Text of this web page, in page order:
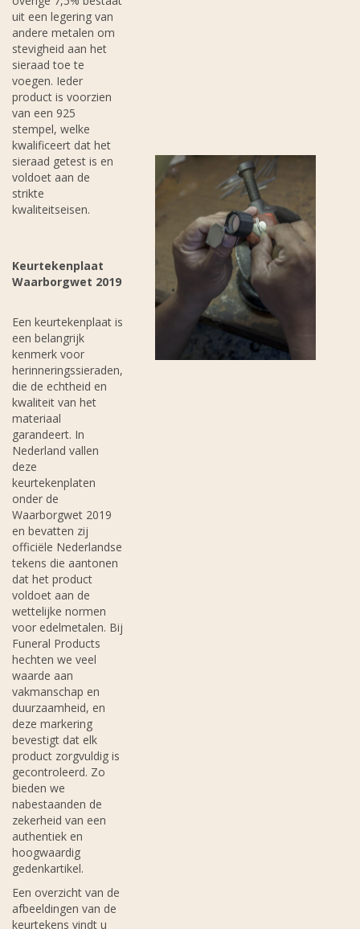
uit een legering van
andere metalen om
stevigheid aan het
sieraad toe te
voegen. Ieder
product is voorzien
van een 925
stempel, welke
kwalificeert dat het
sieraad getest is en
voldoet aan de
strikte
kwaliteitseisen.
Keurtekenplaat
Waarborgwet 2019
Een keurtekenplaat is
een belangrijk
kenmerk voor
herinneringssieraden,
die de echtheid en
kwaliteit van het
materiaal
garandeert. In
Nederland vallen
deze
keurtekenplaten
onder de
Waarborgwet 2019
en bevatten zij
officiële Nederlandse
tekens die aantonen
dat het product
voldoet aan de
wettelijke normen
voor edelmetalen. Bij
Funeral Products
hechten we veel
waarde aan
vakmanschap en
duurzaamheid, en
deze markering
bevestigt dat elk
product zorgvuldig is
gecontroleerd. Zo
bieden we
nabestaanden de
zekerheid van een
authentiek en
hoogwaardig
gedenkartikel.
Een overzicht van de
afbeeldingen van de
keurtekens vindt u